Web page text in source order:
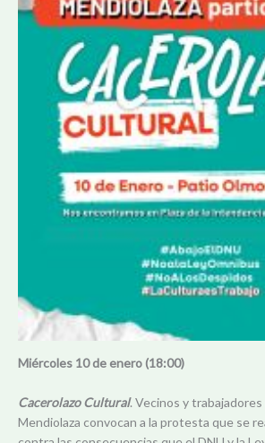
Miércoles 10de enero (18:00)
Cacerolazo Cultural. Vecinos y
Mendiolaza convocan a la protesta que se